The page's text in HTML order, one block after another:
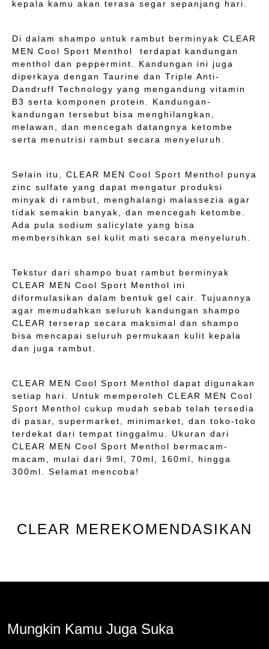
kepala kamu akan terasa segar sepanjang hari.
Di dalam shampo untuk rambut berminyak CLEAR
MEN Cool Sport Menthol terdapat kandungan
menthol dan peppermint. Kandungan ini juga
diperkaya dengan Taurine dan Triple Anti-
Dandruff Technology yang mengandung vitamin
B3 serta komponen protein. Kandungan-
kandungan tersebut bisa menghilangkan,
melawan, dan mencegah datangnya ketombe
serta menutrisi rambut secara menyeluruh.
Selain itu, CLEAR MEN Cool Sport Menthol punya
zinc sulfate yang dapat mengatur produksi
minyak di rambut, menghalangi malassezia agar
tidak semakin banyak, dan mencegah ketombe.
Ada pula sodium salicylate yang bisa
membersihkan sel kulit mati secara menyeluruh.
Tekstur dari shampo buat rambut berminyak
CLEAR MEN Cool Sport Menthol ini
diformulasikan dalam bentuk gel cair. Tujuannya
agar memudahkan seluruh kandungan shampo
CLEAR terserap secara maksimal dan shampo
bisa mencapai seluruh permukaan kulit kepala
dan juga rambut.
CLEAR MEN Cool Sport Menthol dapat digunakan
setiap hari. Untuk memperoleh CLEAR MEN Cool
Sport Menthol cukup mudah sebab telah tersedia
di pasar, supermarket, minimarket, dan toko-toko
terdekat dari tempat tinggalmu. Ukuran dari
CLEAR MEN Cool Sport Menthol bermacam-
macam, mulai dari 9ml, 70ml, 160ml, hingga
300ml. Selamat mencoba!
CLEAR MEREKOMENDASIKAN
Mungkin Kamu Juga Suka